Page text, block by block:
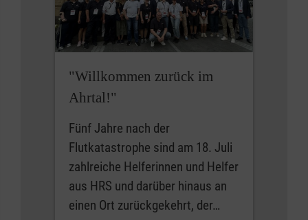
"Willkommen zurück im
Ahrtal!"
Fünf Jahre nach der
Flutkatastrophe sind am 18. Juli
zahlreiche Helferinnen und Helfer
aus HRS und darüber hinaus an
einen Ort zurückgekehrt, der…